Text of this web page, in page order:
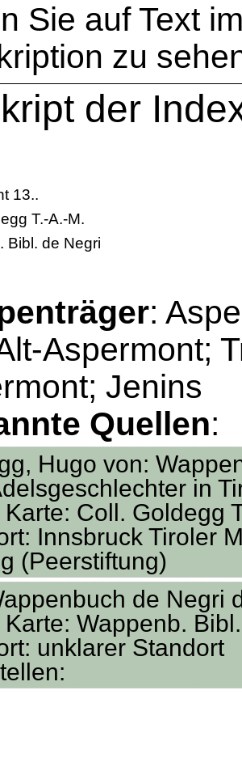
Sie auf Text
zu
der
13..
T.-A.-M.
Bibl. de Negri
:
Aspermont;
Jenins
Quellen:
Hugo von:
in
Coll. Goldegg
Innsbruck Tiroler
(Peerstiftung)
de Negri
Wappenb.
unklarer Standort